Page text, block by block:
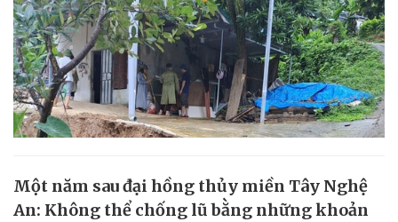
Một năm sau đại hồng thủy miền Tây Nghệ
An: Không thể chống lũ bằng những khoản